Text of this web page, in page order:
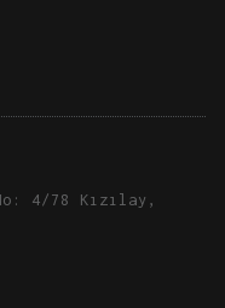
4/78 Kızılay,